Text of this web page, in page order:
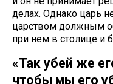
делах. Однако царь
царством должным
при нем в столице и
«Так убей же
чтобы мы его